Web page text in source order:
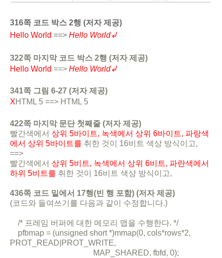
316쪽 코드 박스 2행 (저자 제공)
Hello World ==> Hello World↲
322쪽 마지막 코드 박스 2행 (저자 제공)
Hello World ==> Hello World↲
341쪽 그림 6-27 (저자 제공)
XHTML 5 ==> HTML 5
422쪽 마지막 문단 첫째줄 (저자 제공)
빨간색에서 상위 5바이트, 녹색에서 상위 6바이트, 파랑색
에서 상위 5바이트를 취한 것이 16비트 색상 방식이고,
==>
빨간색에서 상위 5비트, 녹색에서 상위 6비트, 파란색에서
하위 5비트를 취한 것이 16비트 색상 방식이고,
436쪽 코드 밑에서 17행(빈 행 포함) (저자 제공)
(코드와 들여쓰기를 다음과 같이 수정합니다.)
/* 프레임 버퍼에 대한 메모리 맵을 수행한다. */
pfbmap = (unsigned short *)mmap(0, cols*rows*2,
PROT_READ|PROT_WRITE,
MAP_SHARED, fbfd, 0);